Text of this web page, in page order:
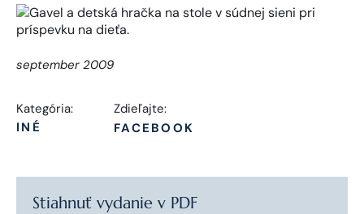
september 2009
Kategória:
INÉ
Zdieľajte:
FACEBOOK
Stiahnuť vydanie v PDF